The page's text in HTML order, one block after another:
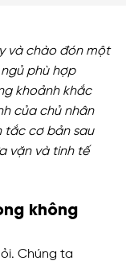
và chào đón một
phù hợp
khoảnh khắc
của chủ nhân
tắc cơ bản sau
vặn và tinh tế
không
Chúng ta